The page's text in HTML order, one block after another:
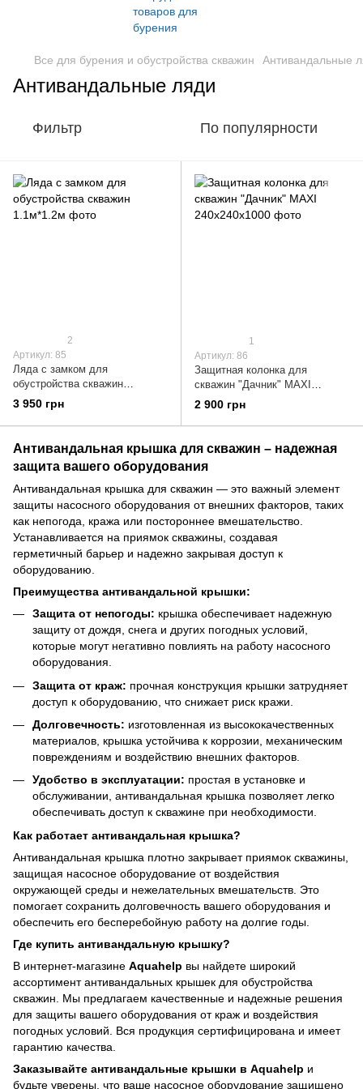
Все для бурения и обустройства скважин Антивандальные
Антивандальные ляди
Фильтр По популярности
2
Артикул: 85
Ляда с замком для
обустройства скважин
1.1м*1.2м
3 950 грн
1
Артикул: 86
Защитная колонка для
скважин "Дачник" МАХІ
240х240х1000
2 900 грн
Антивандальная крышка для скважин – надежная
защита вашего оборудования
Антивандальная крышка для скважин — это важный элемент
защиты насосного оборудования от внешних факторов, таких
как непогода, кража или постороннее вмешательство.
Устанавливается на приямок скважины, создавая
герметичный барьер и надежно закрывая доступ к
оборудованию.
Преимущества антивандальной крышки:
Защита от непогоды: крышка обеспечивает надежную
защиту от дождя, снега и других погодных условий,
которые могут негативно повлиять на работу насосного
оборудования.
Защита от краж: прочная конструкция крышки затрудняет
доступ к оборудованию, что снижает риск кражи.
Долговечность: изготовленная из высококачественных
материалов, крышка устойчива к коррозии, механическим
повреждениям и воздействию внешних факторов.
Удобство в эксплуатации: простая в установке и
обслуживании, антивандальная крышка позволяет легко
обеспечивать доступ к скважине при необходимости.
Как работает антивандальная крышка?
Антивандальная крышка плотно закрывает приямок скважины,
защищая насосное оборудование от воздействия
окружающей среды и нежелательных вмешательств. Это
помогает сохранить долговечность вашего оборудования и
обеспечить его бесперебойную работу на долгие годы.
Где купить антивандальную крышку?
В интернет-магазине Aquahelp вы найдете широкий
ассортимент антивандальных крышек для обустройства
скважин. Мы предлагаем качественные и надежные решения
для защиты вашего оборудования от краж и воздействия
погодных условий. Вся продукция сертифицирована и имеет
гарантию качества.
Заказывайте антивандальные крышки в Aquahelp и
будьте уверены, что ваше насосное оборудование защищено